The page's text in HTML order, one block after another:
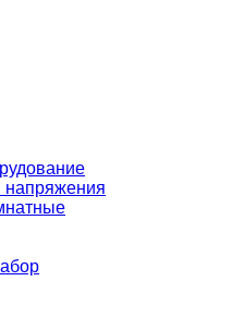
напряжения